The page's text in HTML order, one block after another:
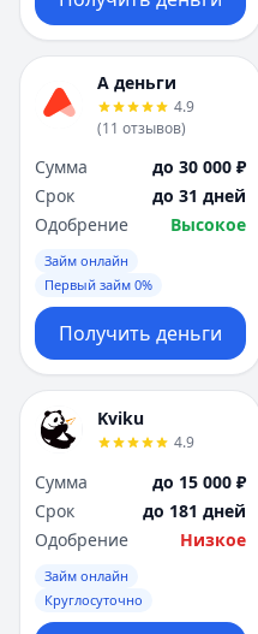
А деньги
4.9
(11 отзывов)
Сумма
до 30 000 ₽
Срок
до 31 дней
Одобрение
Высокое
Займ онлайн
Первый займ 0%
Получить деньги
Kviku
4.9
Сумма
до 15 000 ₽
Срок
до 181 дней
Одобрение
Низкое
Займ онлайн
Круглосуточно